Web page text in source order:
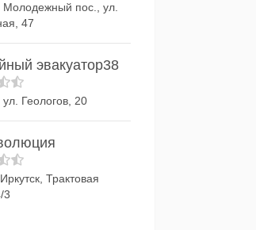
Молодежный пос., ул.
47
эвакуатор38
ул. Геологов, 20
Трактовая
3